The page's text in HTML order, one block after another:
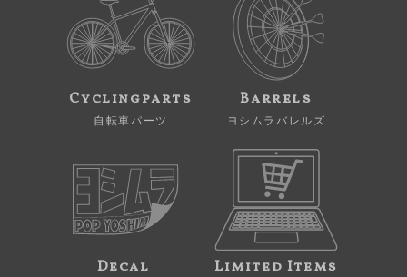
Cyclingparts
自転車パーツ
Barrels
ヨシムラバレルズ
Decal Limited Items